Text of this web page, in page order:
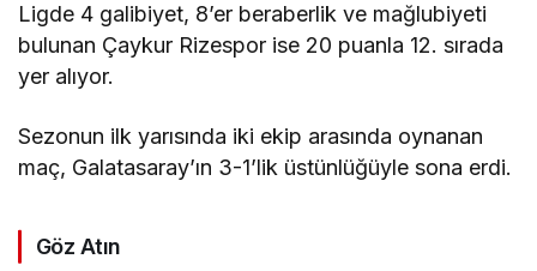
Ligde 4 galibiyet, 8’er beraberlik ve mağlubiyeti
bulunan Çaykur Rizespor ise 20 puanla 12. sırada
yer alıyor.
Sezonun ilk yarısında iki ekip arasında oynanan
maç, Galatasaray’ın 3-1’lik üstünlüğüyle sona erdi.
Göz Atın